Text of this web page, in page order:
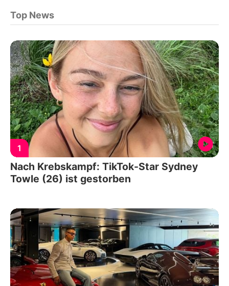
Top News
1
Nach Krebskampf: TikTok-Star Sydney
Towle (26) ist gestorben